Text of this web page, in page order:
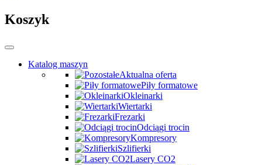
Koszyk
Katalog maszyn
Aktualna oferta
Piły formatowe
Okleinarki
Wiertarki
Frezarki
Odciągi trocin
Kompresory
Szlifierki
Lasery CO2